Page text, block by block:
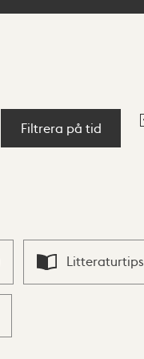
Filtrera på tid
Litteraturtips